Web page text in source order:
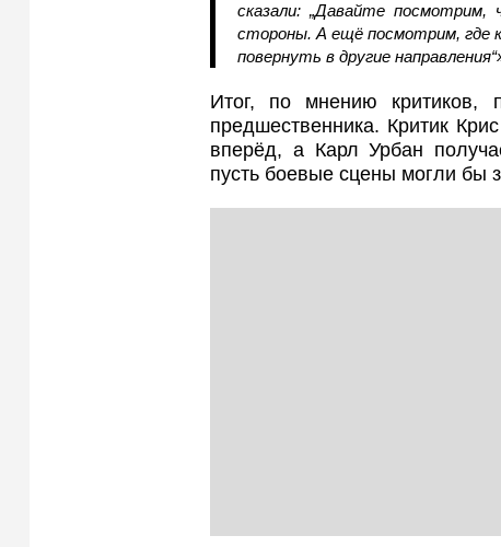
сказали: „Давайте
стороны. А ещё посмотрим, где
повернуть в другие
Итог, по мнению критиков,
предшественника. Критик
вперёд, а Карл Урбан
пусть боевые сцены могли бы